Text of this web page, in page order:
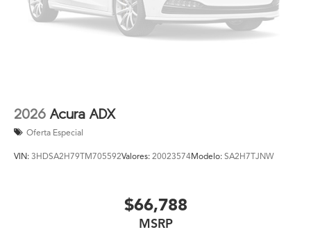
2026 Acura ADX
Oferta Especial
VIN: 3HDSA2H79TM705592Valores: 20023574Modelo: SA2H7TJNW
$66,788
MSRP